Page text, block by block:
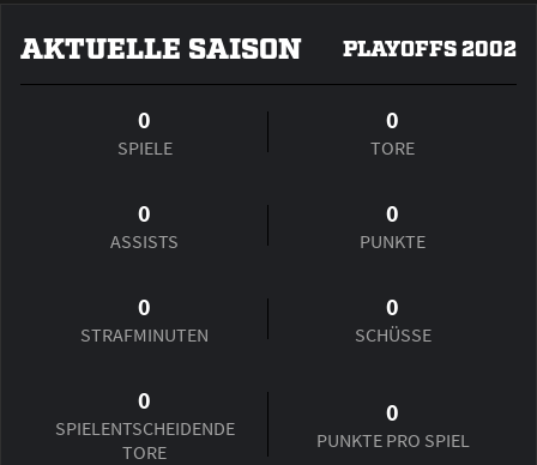
AKTUELLE SAISON PLAYOFFS 2002
0
SPIELE
0
TORE
0
ASSISTS
0
PUNKTE
0
STRAFMINUTEN
0
SCHÜSSE
0
SPIEL­ENTSCHEIDENDE
TORE
0
PUNKTE PRO SPIEL